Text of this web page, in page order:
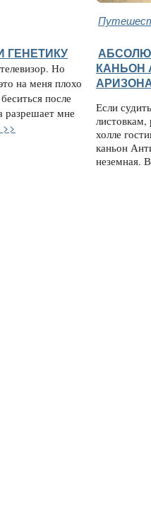
ГЕНЕТИКУ
Но
на меня плохо
после
разрешает мне
>>
КАНЬОН
Если
холле
каньон
неземная.